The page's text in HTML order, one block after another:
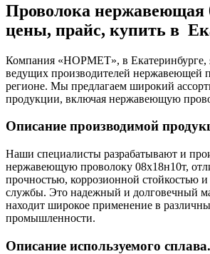
Проволока нержавеющая
цены, прайс, купить в
Компания «НОРМЕТ», в Екатеринбурге,
ведущих производителей нержавеющей
регионе. Мы предлагаем широкий
продукции, включая нержавеющую
Описание производимой
Наши специалисты разрабатывают и
нержавеющую проволоку 08х18н10т,
прочностью, коррозионной стойкостью
службы. Это надежный и долговечный
находит широкое применение в
промышленности.
Описание используемого сплава.